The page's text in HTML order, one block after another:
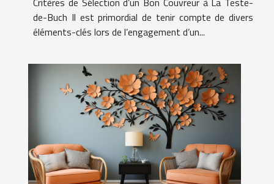
de-Buch Il est primordial de tenir compte de divers
éléments-clés lors de l’engagement d’un...